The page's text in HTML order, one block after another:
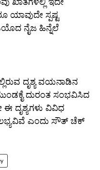
ಯಾವುದೇ ಸ್ಪಷ್ಟ
ನೈಜ ಹಿನ್ನೆಲೆ
ದೃಶ್ಯ ವಯನಾಡಿನ
ದುರಂತ ಸಂಭವಿಸಿದ
ಈ ದೃಶ್ಯಗಳು ವಿವಿಧ
ಎಂದು ಸೌತ್ ಚೆಕ್